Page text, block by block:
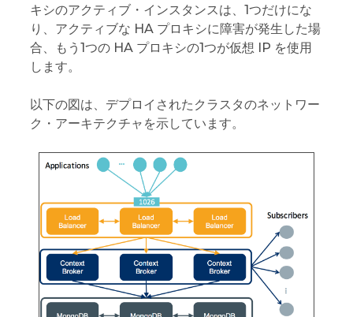
キシのアクティブ・インスタンスは、1つだけにな
り、アクティブな HA プロキシに障害が発生した場
合、もう1つの HA プロキシの1つが仮想 IP を使用
します。
以下の図は、デプロイされたクラスタのネットワー
ク・アーキテクチャを示しています。